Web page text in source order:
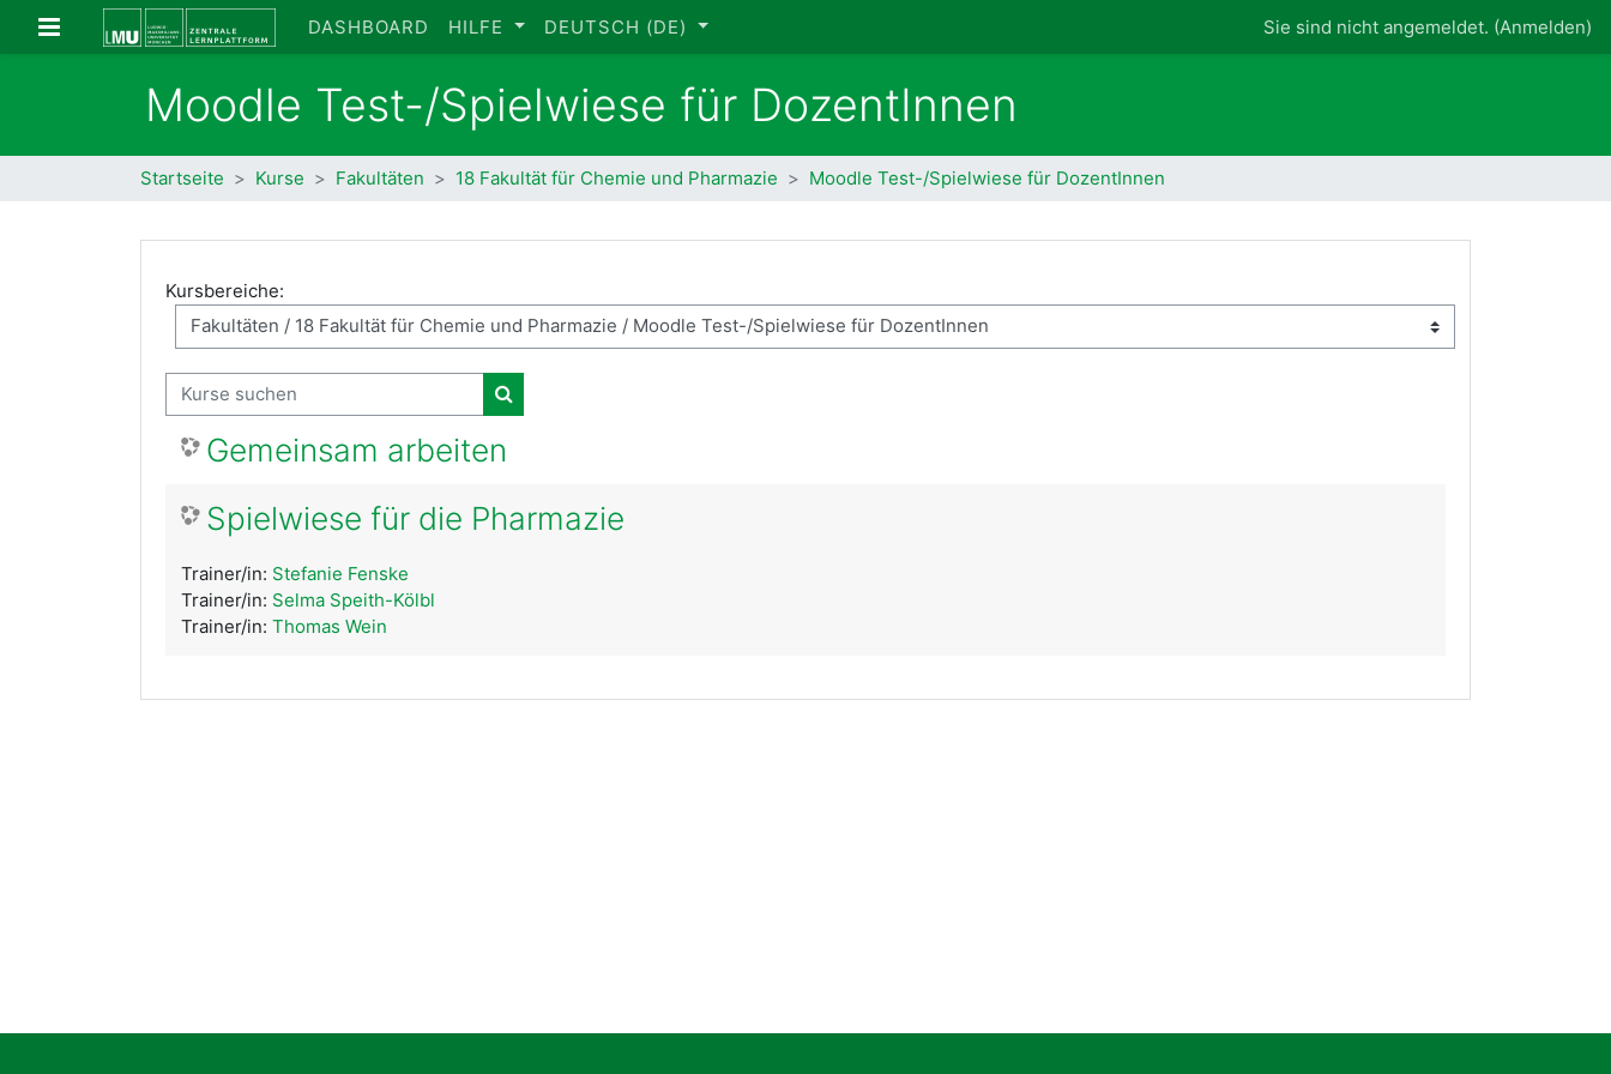
Zum Hauptinhalt
Website-Übersicht DASHBOARD HILFE DEUTSCH ‎(DE)‎ Sie sind nicht angemeldet. (Anmelden)
Moodle Test-/Spielwiese für DozentInnen
Startseite Kurse Fakultäten 18 Fakultät für Chemie und Pharmazie Moodle Test-/Spielwiese für DozentInnen
Kursbereiche:
Kurse suchen
Kurse suchen
Gemeinsam arbeiten
Spielwiese für die Pharmazie
Trainer/in: Stefanie Fenske
Trainer/in: Selma Speith-Kölbl
Trainer/in: Thomas Wein